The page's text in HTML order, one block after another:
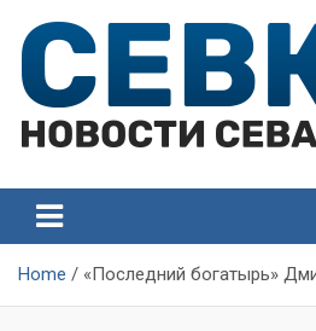
content
Севастополя
Севастополя
Home «Последний богатырь»